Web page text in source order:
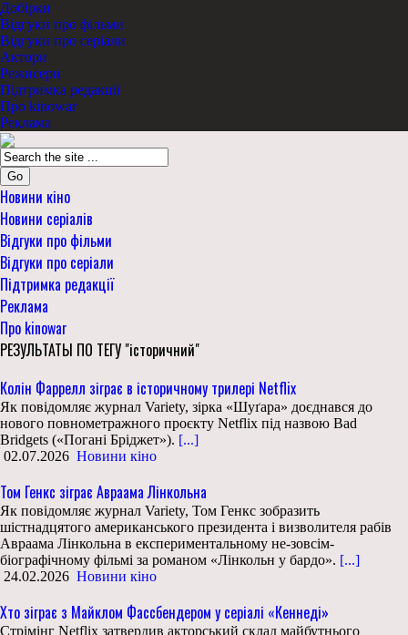
Добірки
Відгуки про фільми
Відгуки про серіали
Актори
Режисери
Підтримка редакції
Про kinowar
Реклама
Go
Новини кіно
Новини серіалів
Відгуки про фільми
Відгуки про серіали
Підтримка редакції
Реклама
Про kinowar
РЕЗУЛЬТАТЫ ПО ТЕГУ "історичний"
Колін Фаррелл зіграє в історичному трилері Netflix
Як повідомляє журнал Variety, зірка «Шуґара» доєднався до
нового повнометражного проєкту Netflix під назвою Bad
Bridgets («Погані Бріджет»). [...]
02.07.2026 Новини кіно
Том Генкс зіграє Авраама Лінкольна
Як повідомляє журнал Variety, Том Генкс зобразить
шістнадцятого американського президента і визволителя рабів
Авраама Лінкольна в експериментальному не-зовсім-
біографічному фільмі за романом «Лінкольн у бардо». [...]
24.02.2026 Новини кіно
Хто зіграє з Майклом Фассбендером у серіалі «Кеннеді»
Стрімінг Netflix затвердив акторський склад майбутнього